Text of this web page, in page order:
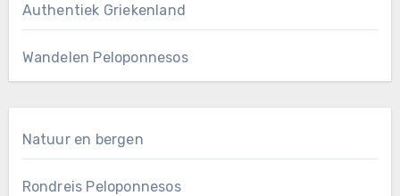
Authentiek Griekenland
Wandelen Peloponnesos
Natuur en bergen
Rondreis Peloponnesos